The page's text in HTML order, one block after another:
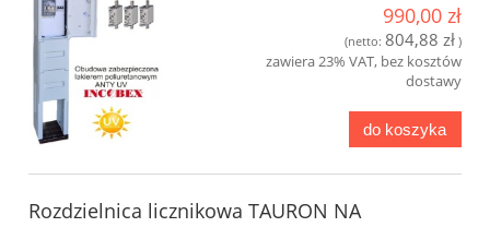
990,00 zł
(netto: 804,88 zł )
zawiera 23% VAT, bez kosztów
dostawy
do koszyka
Rozdzielnica licznikowa TAURON NA